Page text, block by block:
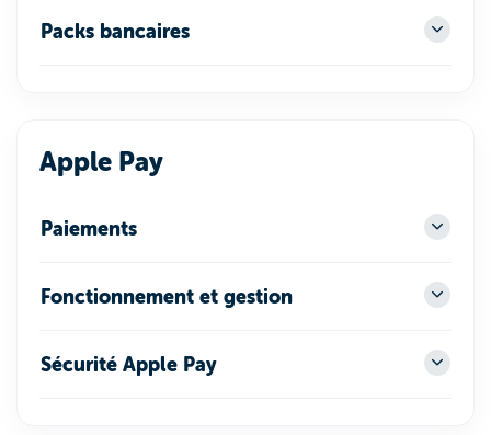
Packs bancaires
Apple Pay
Paiements
Fonctionnement et gestion
Sécurité Apple Pay